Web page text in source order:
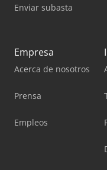
Enviar subasta
Empresa
Acerca de nosotros
Prensa
Empleos